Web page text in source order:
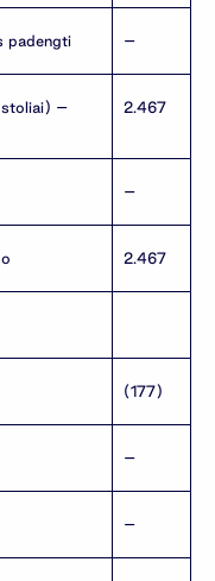
padengti –
–
2.467
–
2.467
(177)
–
–